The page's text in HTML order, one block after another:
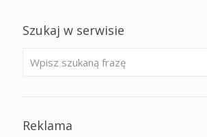
Szukaj w serwisie
Reklama